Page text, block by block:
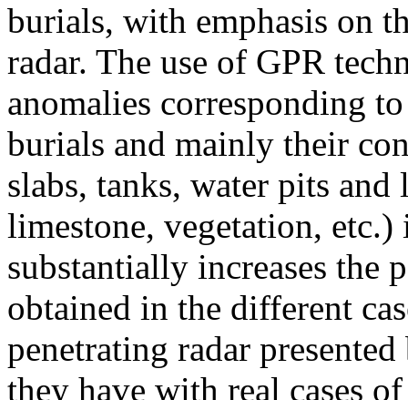
burials, with emphasis on
radar. The use of GPR
anomalies corresponding
burials and mainly their
slabs, tanks, water pits
limestone, vegetation, etc.)
substantially increases
obtained in the different
penetrating radar
they have with real cases